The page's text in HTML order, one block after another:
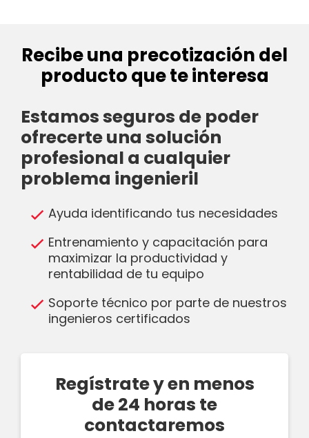
Recibe una precotización del
producto que te interesa
Estamos seguros de poder
ofrecerte una solución
profesional a cualquier
problema ingenieril
Ayuda identificando tus necesidades
Entrenamiento y capacitación para
maximizar la productividad y
rentabilidad de tu equipo
Soporte técnico por parte de nuestros
ingenieros certificados
Regístrate y en menos
de 24 horas te
contactaremos